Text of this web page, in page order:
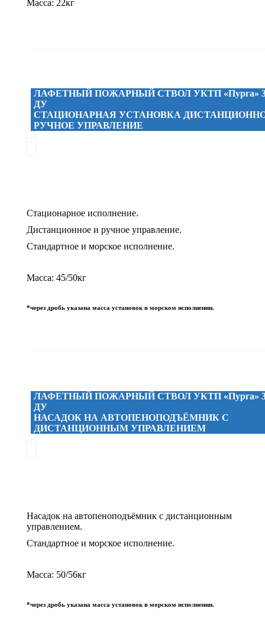
Масса: 22кг
ЛАФЕТНЫЙ ПОЖАРНЫЙ СТВОЛ УКТП «Пурга»
ДУ
СТАЦИОНАРНАЯ УСТАНОВКА
РУЧНОЕ УПРАВЛЕНИЕ
Стационарное исполнение.
Дистанционное и ручное управление.
Стандартное и морское исполнение.
Масса: 45/50кг
*через дробь указана масса установок в морском исполнении.
ЛАФЕТНЫЙ ПОЖАРНЫЙ СТВОЛ УКТП «Пурга»
ДУ
НАСАДОК НА АВТОПЕНОПОДЪЁМНИК С
ДИСТАНЦИОННЫМ УПРАВЛЕНИЕМ
Насадок на автопеноподъёмник с дистанционным
управлением.
Стандартное и морское исполнение.
Масса: 50/56кг
*через дробь указана масса установок в морском исполнении.